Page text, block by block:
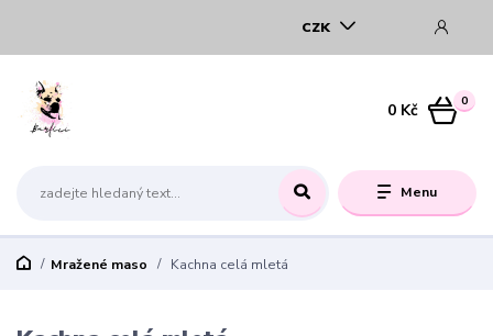
Menu
CZK
0
0 Kč
Mražené maso Kachna celá mletá